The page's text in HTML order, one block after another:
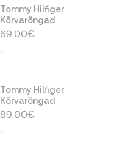
Tommy Hilfiger
Kõrvarõngad
69.00€
-
Tommy Hilfiger
Kõrvarõngad
89.00€
-